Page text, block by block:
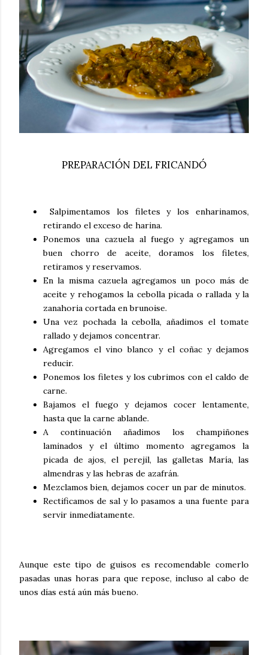
PREPARACIÓN DEL FRICANDÓ
Salpimentamos los filetes y los enharinamos,
retirando el exceso de harina.
Ponemos una cazuela al fuego y agregamos un
buen chorro de aceite, doramos los filetes,
retiramos y reservamos.
En la misma cazuela agregamos un poco más de
aceite y rehogamos la cebolla picada o rallada y la
zanahoria cortada en brunoise.
Una vez pochada la cebolla, añadimos el tomate
rallado y dejamos concentrar.
Agregamos el vino blanco y el coñac y dejamos
reducir.
Ponemos los filetes y los cubrimos con el caldo de
carne.
Bajamos el fuego y dejamos cocer lentamente,
hasta que la carne ablande.
A continuación añadimos los champiñones
laminados y el último momento agregamos la
picada de ajos, el perejil, las galletas María, las
almendras y las hebras de azafrán.
Mezclamos bien, dejamos cocer un par de minutos.
Rectificamos de sal y lo pasamos a una fuente para
servir inmediatamente.
Aunque este tipo de guisos es recomendable comerlo
pasadas unas horas para que repose, incluso al cabo de
unos días está aún más bueno.